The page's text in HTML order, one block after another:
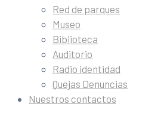
Red de parques
Museo
Biblioteca
Auditorio
Radio identidad
Quejas Denuncias
Nuestros contactos